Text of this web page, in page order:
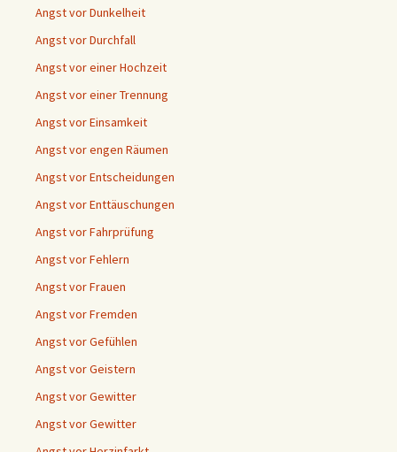
Angst vor Dunkelheit
Angst vor Durchfall
Angst vor einer Hochzeit
Angst vor einer Trennung
Angst vor Einsamkeit
Angst vor engen Räumen
Angst vor Entscheidungen
Angst vor Enttäuschungen
Angst vor Fahrprüfung
Angst vor Fehlern
Angst vor Frauen
Angst vor Fremden
Angst vor Gefühlen
Angst vor Geistern
Angst vor Gewitter
Angst vor Gewitter